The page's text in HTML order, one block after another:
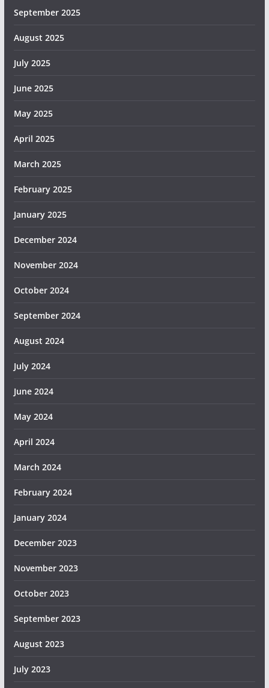
September 2025
August 2025
July 2025
June 2025
May 2025
April 2025
March 2025
February 2025
January 2025
December 2024
November 2024
October 2024
September 2024
August 2024
July 2024
June 2024
May 2024
April 2024
March 2024
February 2024
January 2024
December 2023
November 2023
October 2023
September 2023
August 2023
July 2023